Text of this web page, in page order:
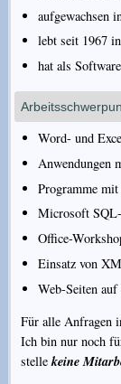
aufgewachsen
lebt seit 1967
hat als
Word- und
Anwendungen
Programme
Microsoft
Office-
Einsatz von
Web-Seiten
Für alle Anfragen
Ich bin nur noch
stellekeine